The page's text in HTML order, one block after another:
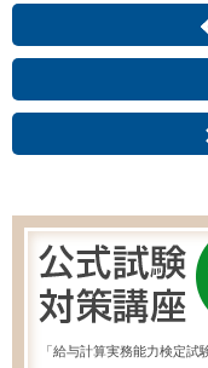
「給与計算実務能力検定試